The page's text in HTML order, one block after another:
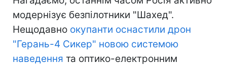
модернізує безпілотники "Шахед".
Нещодавно окупанти оснастили дрон
"Герань-4 Сикер" новою системою
наведення та оптико-електронним